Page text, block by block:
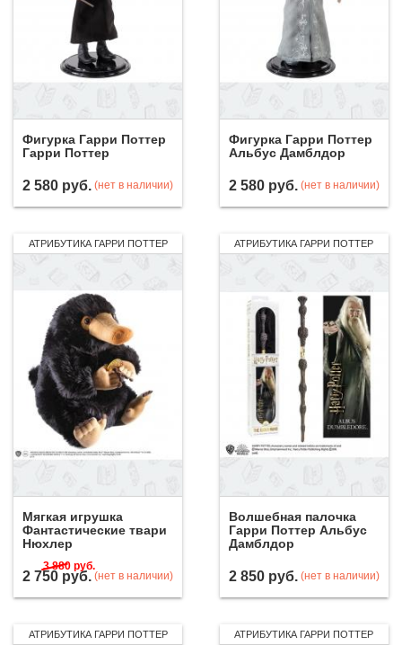
Фигурка Гарри Поттер
Гарри Поттер
2 580 руб. (нет в наличии)
Фигурка Гарри Поттер
Альбус Дамблдор
2 580 руб. (нет в наличии)
АТРИБУТИКА ГАРРИ ПОТТЕР
Мягкая игрушка
Фантастические твари
Нюхлер
3 880 руб.
2 750 руб. (нет в наличии)
АТРИБУТИКА ГАРРИ ПОТТЕР
Волшебная палочка
Гарри Поттер Альбус
Дамблдор
2 850 руб. (нет в наличии)
АТРИБУТИКА ГАРРИ ПОТТЕР АТРИБУТИКА ГАРРИ ПОТТЕР